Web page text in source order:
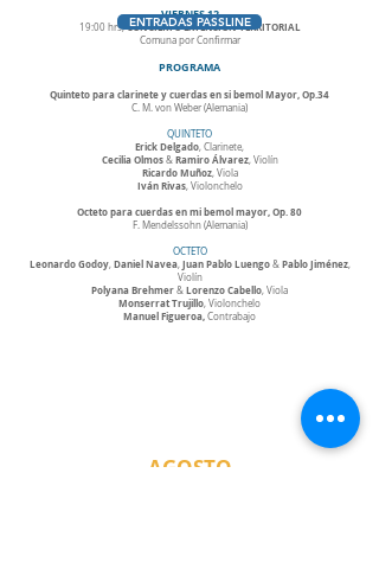
VIERNES 12
19:00 hrs,CONCIERTO EXTENSIÓN TERRITORIAL
Comuna por Confirmar
PROGRAMA
Quinteto para clarinete y cuerdas en si bemol Mayor, Op.34
C. M. von Weber (Alemania)
QUINTETO
Erick Delgado, Clarinete,
Cecilia Olmos& Ramiro Álvarez, Violín
Ricardo Muñoz, Viola
Iván Rivas, Violonchelo
Octeto para cuerdas en mi bemol mayor, Op. 80
F. Mendelssohn (Alemania)
OCTETO
Leonardo Godoy, Daniel Navea, Juan Pablo Luengo& Pablo Jiménez,
Violín
Polyana Brehmer & Lorenzo Cabello, Viola
Monserrat Trujillo, Violonchelo
Manuel Figueroa, Contrabajo
AGOSTO
ENTRADAS PASSLINE